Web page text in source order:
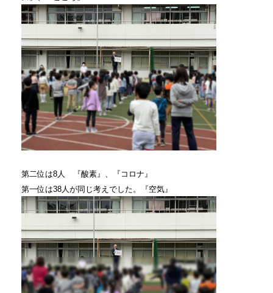
第二位は8人 『酸素』、『コロナ』
第一位は38人が同じ考えでした。『空気』